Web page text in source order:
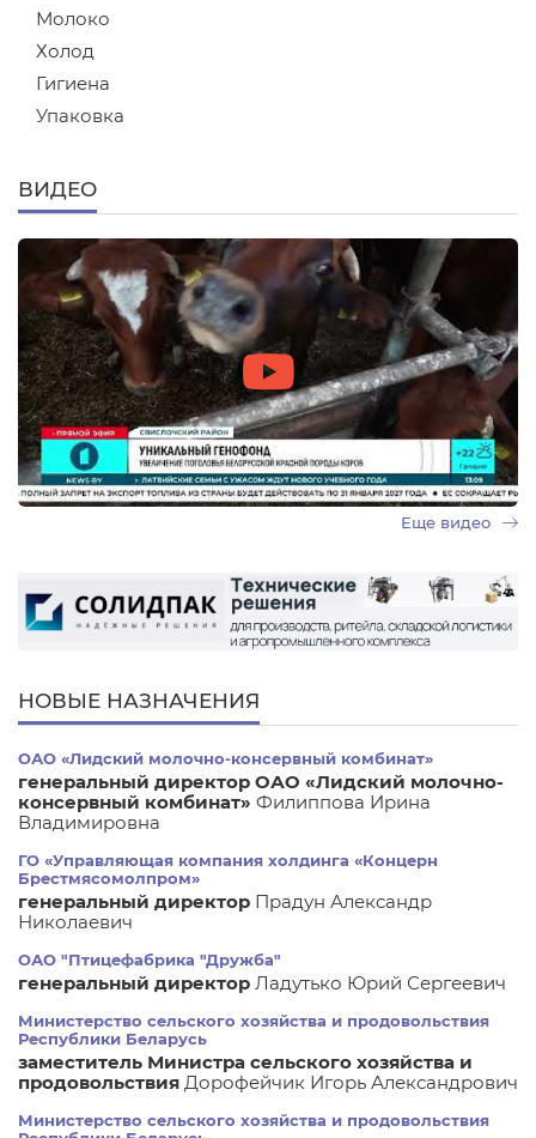
Молоко
Холод
Гигиена
Упаковка
ВИДЕО
Еще видео
НОВЫЕ НАЗНАЧЕНИЯ
ОАО «Лидский молочно-консервный комбинат»
генеральный директор ОАО «Лидский молочно-
консервный комбинат» Филиппова Ирина
Владимировна
ГО «Управляющая компания холдинга «Концерн
Брестмясомолпром»
генеральный директор Прадун Александр
Николаевич
ОАО "Птицефабрика "Дружба"
генеральный директор Ладутько Юрий Сергеевич
Министерство сельского хозяйства и продовольствия
Республики Беларусь
заместитель Министра сельского хозяйства и
продовольствия Дорофейчик Игорь Александрович
Министерство сельского хозяйства и продовольствия